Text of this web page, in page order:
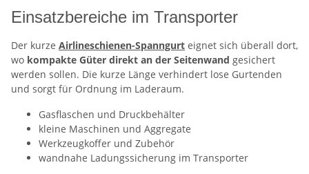
Einsatzbereiche im Transporter
Der kurze Airlineschienen-Spanngurt eignet sich überall dort,
wo kompakte Güter direkt an der Seitenwand gesichert
werden sollen. Die kurze Länge verhindert lose Gurtenden
und sorgt für Ordnung im Laderaum.
Gasflaschen und Druckbehälter
kleine Maschinen und Aggregate
Werkzeugkoffer und Zubehör
wandnahe Ladungssicherung im Transporter